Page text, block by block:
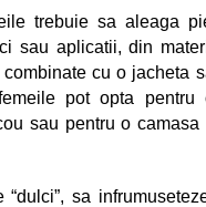
trebuie sa aleaga
sau aplicatii, din
cu o jacheta
pot opta pentru
sau pentru o camasa
sa